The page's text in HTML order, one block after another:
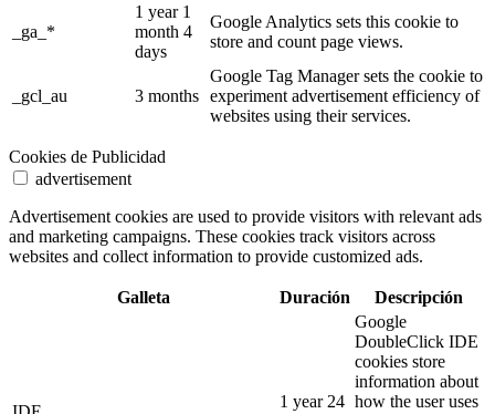
_ga_*
1 year 1
month 4
days
Google Analytics sets this cookie to
store and count page views.
_gcl_au 3 months
Google Tag Manager sets the cookie to
experiment advertisement efficiency of
websites using their services.
Cookies de Publicidad
advertisement
Advertisement cookies are used to provide visitors with relevant ads
and marketing campaigns. These cookies track visitors across
websites and collect information to provide customized ads.
Galleta Duración Descripción
1 year 24
Google
DoubleClick IDE
cookies store
information about
how the user uses